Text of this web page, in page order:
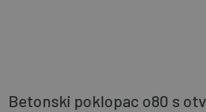
Betonski poklopac o80 s